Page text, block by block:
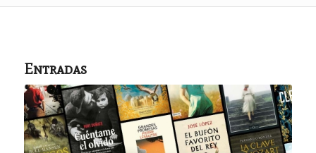
Entradas